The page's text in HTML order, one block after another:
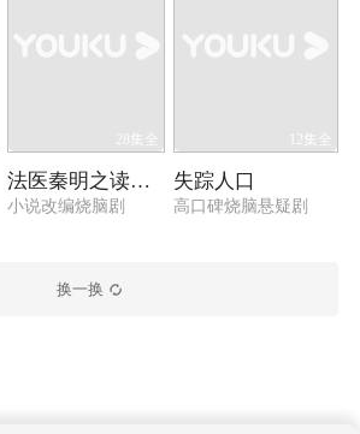
28集全
法医秦明之读心者
小说改编烧脑剧
12集全
失踪人口
高口碑烧脑悬疑剧
换一换